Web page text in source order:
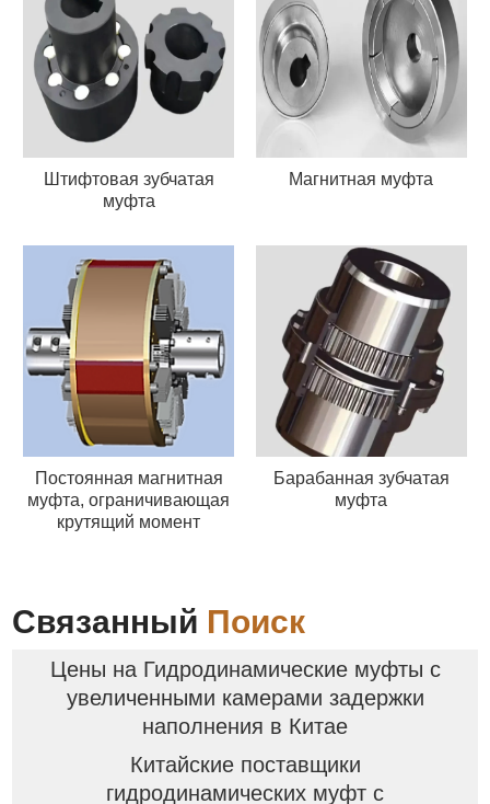
Штифтовая зубчатая
муфта
Магнитная муфта
Постоянная магнитная
муфта, ограничивающая
крутящий момент
Барабанная зубчатая
муфта
Связанный Поиск
Цены на Гидродинамические муфты с
увеличенными камерами задержки
наполнения в Китае
Китайские поставщики
гидродинамических муфт с